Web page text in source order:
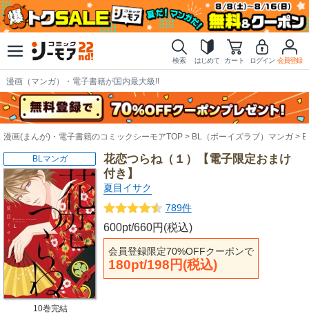
検索 はじめて カート ログイン 会員登録
漫画（マンガ）・電子書籍が国内最大級!!
漫画(まんが)・電子書籍のコミックシーモアTOP BL（ボーイズラブ）マンガ
花恋つらね（１）【電子限定おまけ
付き】
夏目イサク
789件
600pt/660円(税込)
会員登録限定70%OFFクーポンで
180pt/198円(税込)
BLマンガ
10巻完結